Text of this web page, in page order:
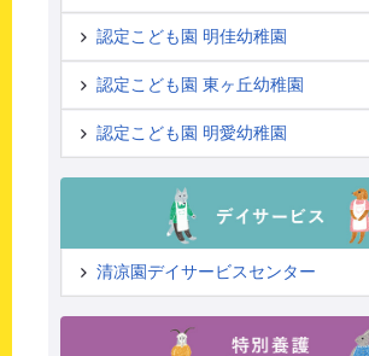
認定こども園 明佳幼稚園
認定こども園 東ヶ丘幼稚園
認定こども園 明愛幼稚園
清凉園デイサービスセンター